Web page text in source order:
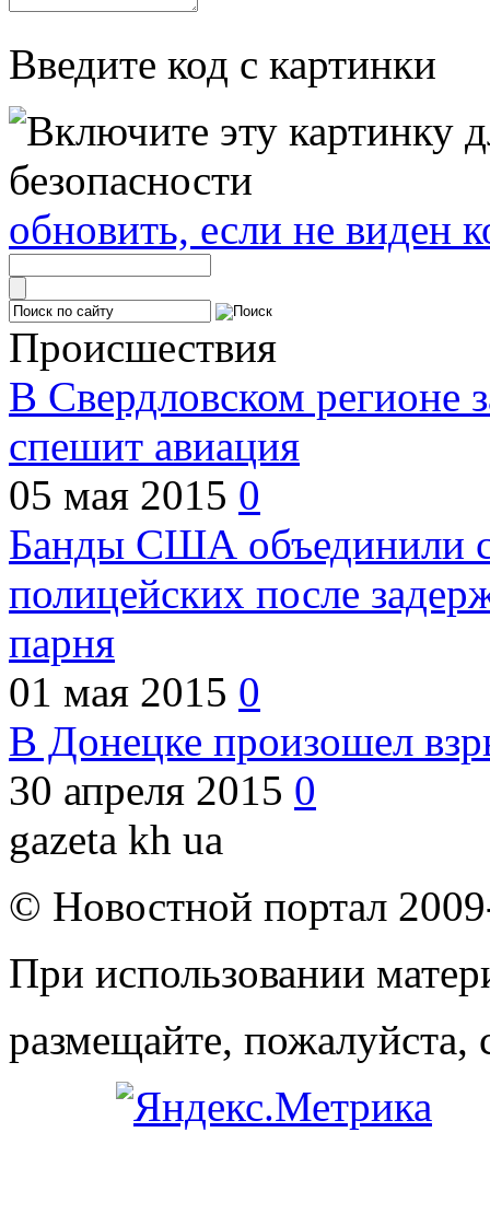
Введите код с картинки
обновить, если не виден
Происшествия
В Свердловском регионе
спешит авиация
05 мая 2015 0
Банды США объединили
полицейских после
парня
01 мая 2015 0
В Донецке произошел
30 апреля 2015 0
gazeta kh ua
© Новостной портал
При использовании
размещайте, пожалуйста,